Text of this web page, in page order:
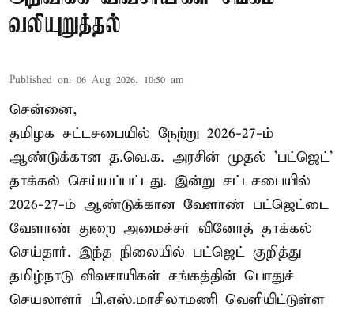
வலியுறுத்தல்
Published on: 06 Aug 2026, 10:50 am
சென்னை,
தமிழக சட்டசபையில் நேற்று 2026-27-ம்
ஆண்டுக்கான த.வெ.க. அரசின் முதல் 'பட்ஜெட்'
தாக்கல் செய்யப்பட்டது. இன்று சட்டசபையில்
2026-27-ம் ஆண்டுக்கான வேளாண் பட்ஜெட்டை
வேளாண் துறை அமைச்சர் வினோத் தாக்கல்
செய்தார். இந்த நிலையில் பட்ஜெட் குறித்து
தமிழ்நாடு விவசாயிகள் சங்கத்தின் பொதுச்
செயலாளர் பி.எஸ்.மாசிலாமணி வெளியிட்டுள்ள